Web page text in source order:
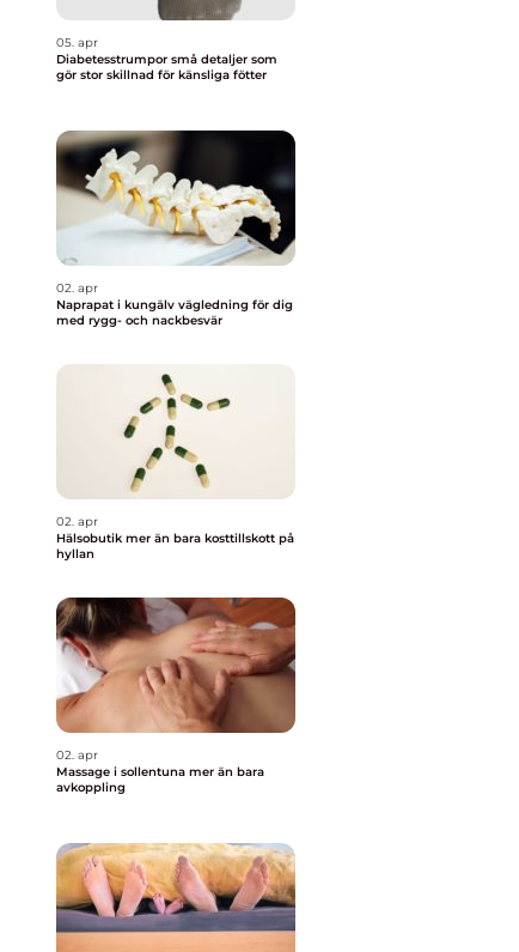
05. apr
Diabetesstrumpor små detaljer som
gör stor skillnad för känsliga fötter
02. apr
Naprapat i kungälv vägledning för dig
med rygg- och nackbesvär
02. apr
Hälsobutik mer än bara kosttillskott på
hyllan
02. apr
Massage i sollentuna mer än bara
avkoppling